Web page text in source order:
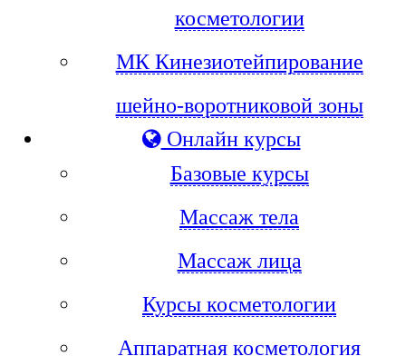
косметологии
МК Кинезиотейпирование
шейно-воротниковой зоны
Онлайн курсы
Базовые курсы
Массаж тела
Массаж лица
Курсы косметологии
Аппаратная косметология